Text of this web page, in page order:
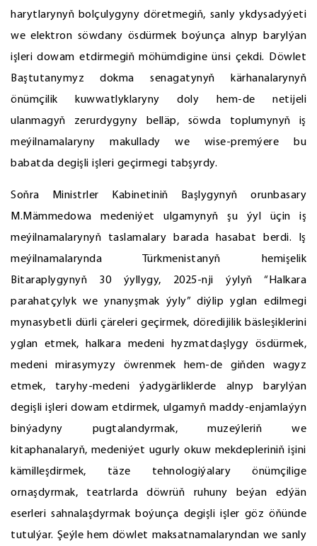
harytlarynyň bolçulygyny döretmegiň, sanly ykdysadyýeti
we elektron söwdany ösdürmek boýunça alnyp barylýan
işleri dowam etdirmegiň möhümdigine ünsi çekdi. Döwlet
Baştutanymyz dokma senagatynyň kärhanalarynyň
önümçilik kuwwatlyklaryny doly hem-de netijeli
ulanmagyň zerurdygyny belläp, söwda toplumynyň iş
meýilnamalaryny makullady we wise-premýere bu
babatda degişli işleri geçirmegi tabşyrdy.
Soňra Ministrler Kabinetiniň Başlygynyň orunbasary
M.Mämmedowa medeniýet ulgamynyň şu ýyl üçin iş
meýilnamalarynyň taslamalary barada hasabat berdi. Iş
meýilnamalarynda Türkmenistanyň hemişelik
Bitaraplygynyň 30 ýyllygy, 2025-nji ýylyň “Halkara
parahatçylyk we ynanyşmak ýyly” diýlip yglan edilmegi
mynasybetli dürli çäreleri geçirmek, döredijilik bäsleşiklerini
yglan etmek, halkara medeni hyzmatdaşlygy ösdürmek,
medeni mirasymyzy öwrenmek hem-de giňden wagyz
etmek, taryhy-medeni ýadygärliklerde alnyp barylýan
degişli işleri dowam etdirmek, ulgamyň maddy-enjamlaýyn
binýadyny pugtalandyrmak, muzeýleriň we
kitaphanalaryň, medeniýet ugurly okuw mekdepleriniň işini
kämilleşdirmek, täze tehnologiýalary önümçilige
ornaşdyrmak, teatrlarda döwrüň ruhuny beýan edýän
eserleri sahnalaşdyrmak boýunça degişli işler göz öňünde
tutulýar. Şeýle hem döwlet maksatnamalaryndan we sanly